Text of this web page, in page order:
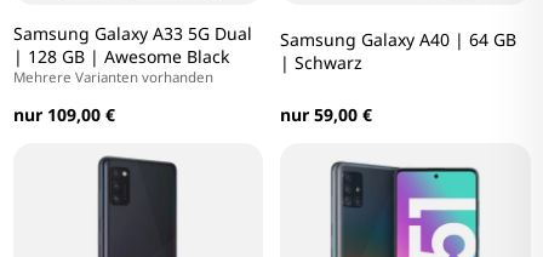
Samsung Galaxy A33 5G Dual
| 128 GB | Awesome Black
Mehrere Varianten vorhanden
nur 109,00 €
Samsung Galaxy A40 | 64 GB
| Schwarz
nur 59,00 €